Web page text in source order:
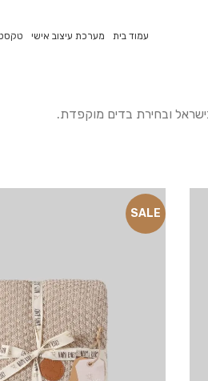
עמוד בית מערכת עיצוב אישי
ובחירת בדים מוקפדת.
SALE